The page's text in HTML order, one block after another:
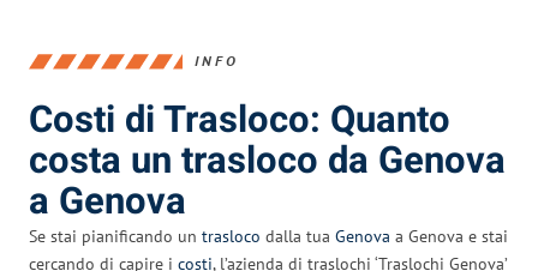
INFO
Costi di Trasloco: Quanto
costa un trasloco da Genova
a Genova
Se stai pianificando un trasloco dalla tua Genova a Genova e stai
cercando di capire i costi, l’azienda di traslochi ‘Traslochi Genova’